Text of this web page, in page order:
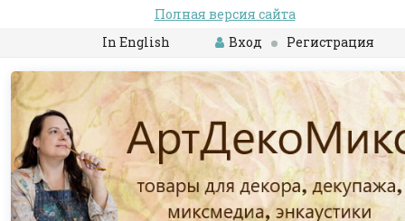
Полная версия сайта
In English
Вход Регистрация